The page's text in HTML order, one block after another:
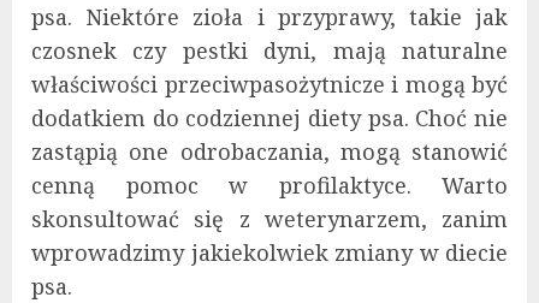
psa. Niektóre zioła i przyprawy, takie jak
czosnek czy pestki dyni, mają naturalne
właściwości przeciwpasożytnicze i mogą być
dodatkiem do codziennej diety psa. Choć nie
zastąpią one odrobaczania, mogą stanowić
cenną pomoc w profilaktyce. Warto
skonsultować się z weterynarzem, zanim
wprowadzimy jakiekolwiek zmiany w diecie
psa.